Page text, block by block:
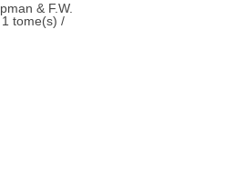
& F.W.
tome(s) /